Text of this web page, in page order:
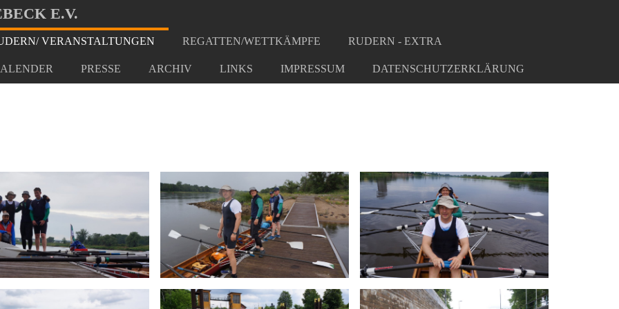
E.V.
VERANSTALTUNGEN REGATTEN/WETTKÄMPFE RUDERN - EXTRA
PRESSE ARCHIV LINKS IMPRESSUM DATENSCHUTZERKLÄRUNG